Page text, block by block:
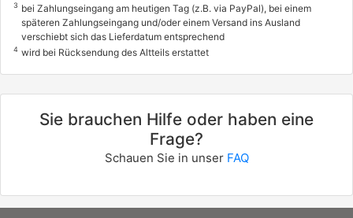
3 bei Zahlungseingang am heutigen Tag (z.B. via PayPal), bei einem
späteren Zahlungseingang und/oder einem Versand ins Ausland
verschiebt sich das Lieferdatum entsprechend
4 wird bei Rücksendung des Altteils erstattet
Sie brauchen Hilfe oder haben eine
Frage?
Schauen Sie in unser FAQ